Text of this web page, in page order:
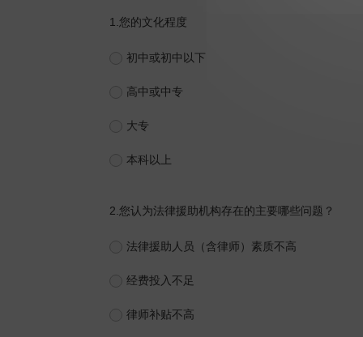
1.您的文化程度
初中或初中以下
高中或中专
大专
本科以上
2.您认为法律援助机构存在的主要哪些问题？
法律援助人员（含律师）素质不高
经费投入不足
律师补贴不高